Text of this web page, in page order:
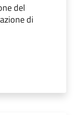
del
di